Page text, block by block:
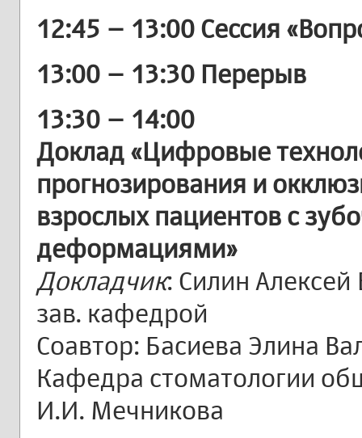
12:45 – 13:00 Сессия
13:00 – 13:30 Перерыв
13:30 – 14:00
Доклад «Цифровые
прогнозирования и
взрослых пациентов с
деформациями»
Докладчик: Силин
зав. кафедрой
Соавтор: Басиева Элина
Кафедра стоматологии
И.И. Мечникова